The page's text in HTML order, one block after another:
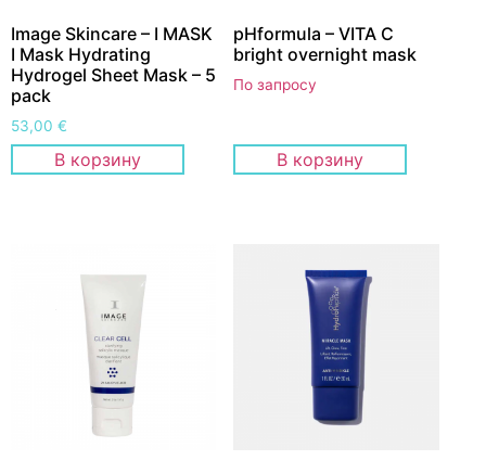
Image Skincare – I MASK
I Mask Hydrating
Hydrogel Sheet Mask – 5
pack
53,00 €
В корзину
pHformula – VITA C
bright overnight mask
По запросу
В корзину